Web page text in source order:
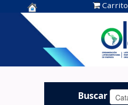
Centro de
Documentación
OLADE -
Carrito
Buscar